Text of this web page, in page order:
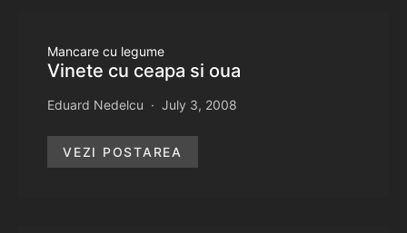
Mancare cu legume
Vinete cu ceapa si oua
Eduard Nedelcu July 3, 2008
VEZI POSTAREA